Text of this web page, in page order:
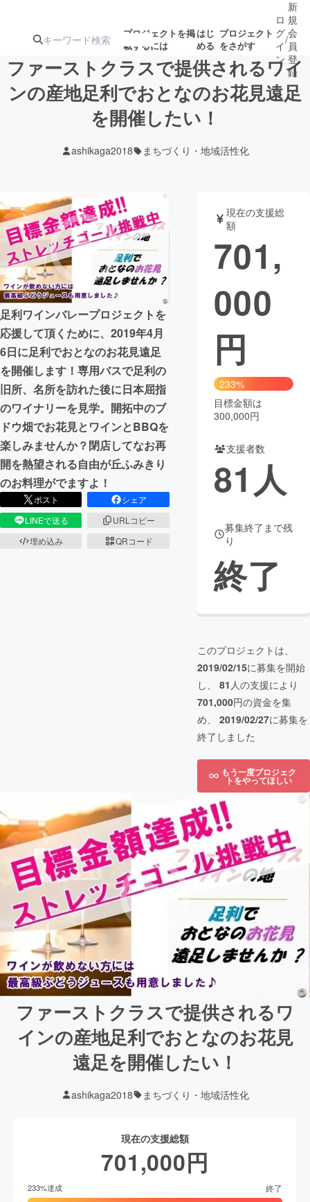
プロジェクトを掲
載するには
はじ
める
プロジェクト
をさがす
注目のリ 注目の新着プロ
ジェクト
募集終了が近いプ
テクノロジー・ガジェット
映像・映画 書籍・雑誌
ビジネス・起業 チャレンジ
まちづくり・地域活性化
CAMPFIRE for Social Good
CAMPFIRE Creation
CAMPFIREふるさと納税 machi-ya コミュニティ
ロ
グ
イ
ン
/
新
規
会
員
登
録
ファーストクラスで提供されるワイ
ンの産地足利でおとなのお花見遠足
を開催したい！
ashikaga2018 まちづくり・地域活性化
足利ワインバレープロジェクトを
応援して頂くために、2019年4月
6日に足利でおとなのお花見遠足
を開催します！専用バスで足利の
旧所、名所を訪れた後に日本屈指
のワイナリーを見学。開拓中のブ
ドウ畑でお花見とワインとBBQを
楽しみませんか？閉店してなお再
開を熱望される自由が丘ふみきり
のお料理がでますよ！
ポスト
シェア
LINEで送る
URLコピー
埋め込み
QRコード
現在の支援総
額
701,
000
円
233%
目標金額は
300,000円
支援者数
81 人
募集終了まで残
り
終了
このプロジェクトは、
2019/02/15に募集を開始
し、 81 人の支援により
701,000円の資金を集
め、 2019/02/27に募集を
終了しました
もう一度プロジェク
トをやってほしい
ファーストクラスで提供されるワ
インの産地足利でおとなのお花見
遠足を開催したい！
ashikaga2018 まちづくり・地域活性化
現在の支援総額
701,000円
233%達成 終了